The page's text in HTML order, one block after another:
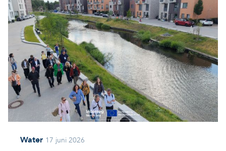
Water 17 juni 2026